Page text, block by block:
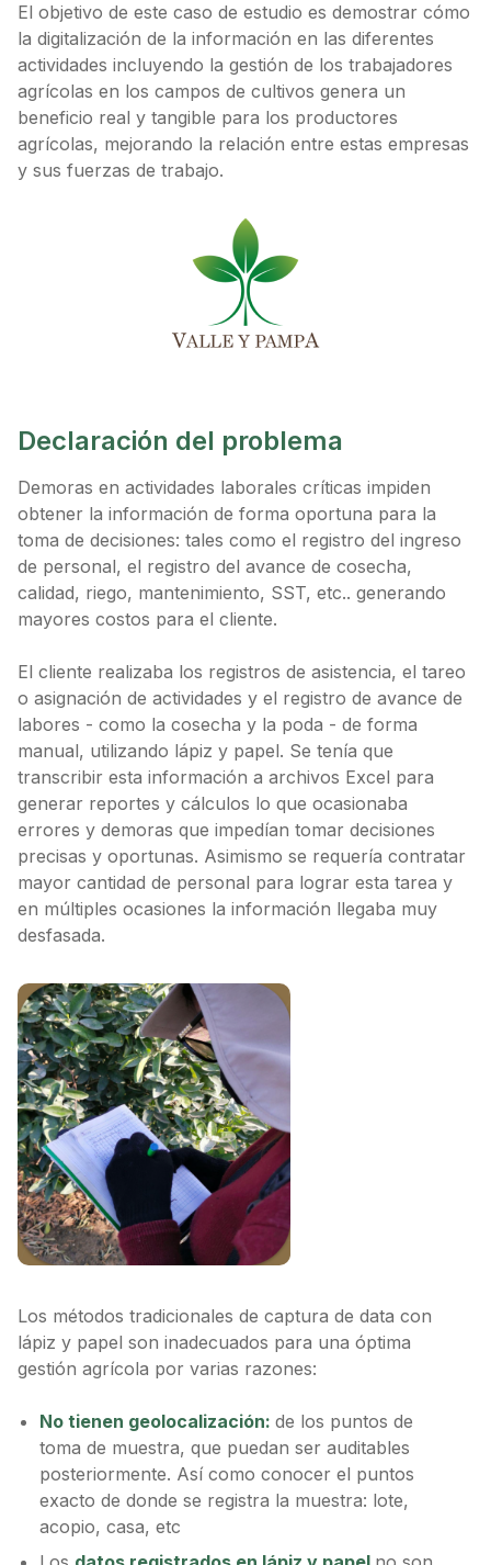
El objetivo de este caso de estudio es demostrar cómo
la digitalización de la información en las diferentes
actividades incluyendo la gestión de los trabajadores
agrícolas en los campos de cultivos genera un
beneficio real y tangible para los productores
agrícolas, mejorando la relación entre estas empresas
y sus fuerzas de trabajo.
Declaración del problema
Demoras en actividades laborales críticas impiden
obtener la información de forma oportuna para la
toma de decisiones: tales como el registro del ingreso
de personal, el registro del avance de cosecha,
calidad, riego, mantenimiento, SST, etc.. generando
mayores costos para el cliente.
El cliente realizaba los registros de asistencia, el tareo
o asignación de actividades y el registro de avance de
labores - como la cosecha y la poda - de forma
manual, utilizando lápiz y papel. Se tenía que
transcribir esta información a archivos Excel para
generar reportes y cálculos lo que ocasionaba
errores y demoras que impedían tomar decisiones
precisas y oportunas. Asimismo se requería contratar
mayor cantidad de personal para lograr esta tarea y
en múltiples ocasiones la información llegaba muy
desfasada.
Los métodos tradicionales de captura de data con
lápiz y papel son inadecuados para una óptima
gestión agrícola por varias razones:
No tienen geolocalización: de los puntos de
toma de muestra, que puedan ser auditables
posteriormente. Así como conocer el puntos
exacto de donde se registra la muestra: lote,
acopio, casa, etc